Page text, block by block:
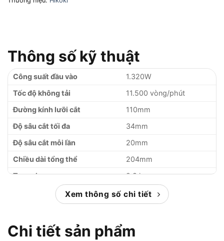
Thông số kỹ thuật
Công suất đầu vào
1.320W
Tốc độ không tải
11.500 vòng/phút
Đường kính lưỡi cắt
110mm
Độ sâu cắt tối đa
34mm
Độ sâu cắt mỗi lần
20mm
Chiều dài tổng thể
204mm
Trọng lượng
2,8 kg
Xem thông số chi tiết
Chi tiết sản phẩm